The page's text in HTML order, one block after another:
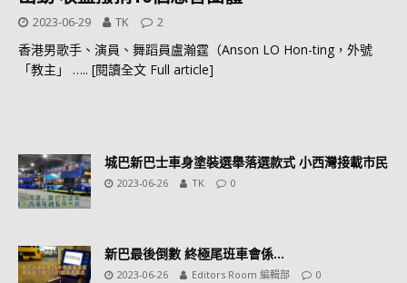
2023-06-29 TK 2
香港男歌手、演員、舞蹈員盧瀚霆（Anson LO Hon-ting，外號
「教主」 ….. [閱讀全文 Full article]
城巴新巴士車身塗裝選舉落選款式 小西灣接載市民
2023-06-26 TK 0
新巴最後倒數 終極尾班車會係…
2023-06-26 Editors Room 編輯部 0